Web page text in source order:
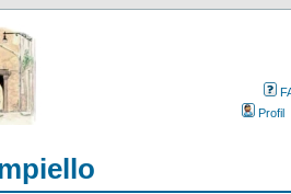
Profil